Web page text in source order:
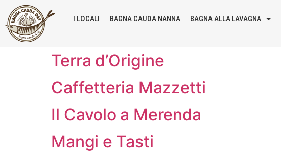
I LOCALI BAGNA CAUDA NANNA BAGNA ALLA LAVAGNA
Terra d’Origine
Caffetteria Mazzetti
Il Cavolo a Merenda
Mangi e Tasti